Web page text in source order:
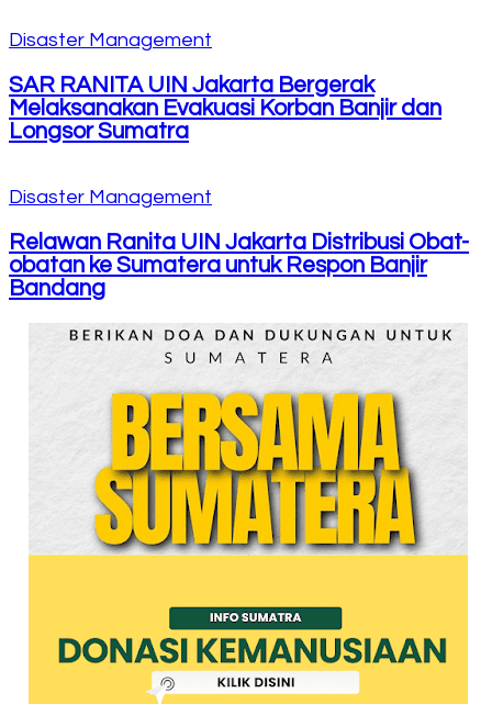
Disaster Management
SAR RANITA UIN Jakarta Bergerak
Melaksanakan Evakuasi Korban Banjir dan
Longsor Sumatra
Disaster Management
Relawan Ranita UIN Jakarta Distribusi Obat-
obatan ke Sumatera untuk Respon Banjir
Bandang